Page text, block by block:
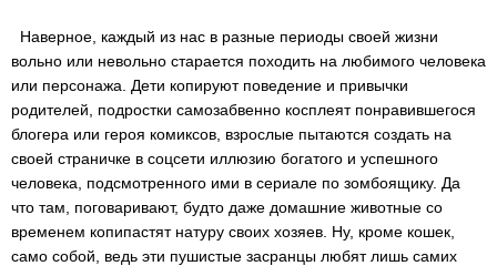
Наверное, каждый из нас в разные периоды своей жизни
вольно или невольно старается походить на любимого человека
или персонажа. Дети копируют поведение и привычки
родителей, подростки самозабвенно косплеят понравившегося
блогера или героя комиксов, взрослые пытаются создать на
своей страничке в соцсети иллюзию богатого и успешного
человека, подсмотренного ими в сериале по зомбоящику. Да
что там, поговаривают, будто даже домашние животные со
временем копипастят натуру своих хозяев. Ну, кроме кошек,
само собой, ведь эти пушистые засранцы любят лишь самих